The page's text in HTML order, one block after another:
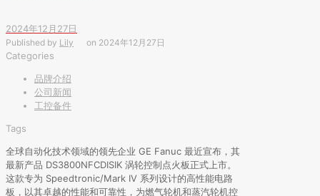
2024年12月27日
Published by Lily on 2024年12月27日
Categories
品牌介绍
公司新闻
工控备件
Tags
全球自动化技术领域的领先企业 GE Fanuc 最近宣布，其
最新产品 DS3800NFCDISIK 涡轮控制点火板正式上市。
这款专为 Speedtronic/Mark IV 系列设计的高性能电路
板，以其卓越的性能和可靠性，为燃气轮机和蒸汽轮机控